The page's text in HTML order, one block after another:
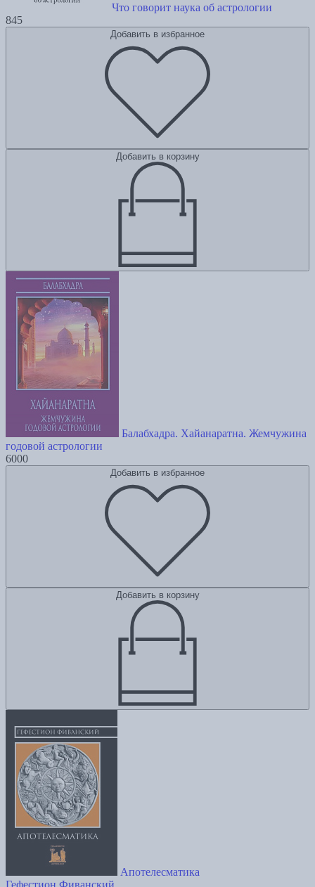
Что говорит наука об астрологии
845
Добавить в избранное
Добавить в корзину
Балабхадра. Хайанаратна. Жемчужина
годовой астрологии
6000
Добавить в избранное
Добавить в корзину
Апотелесматика
Гефестион Фиванский